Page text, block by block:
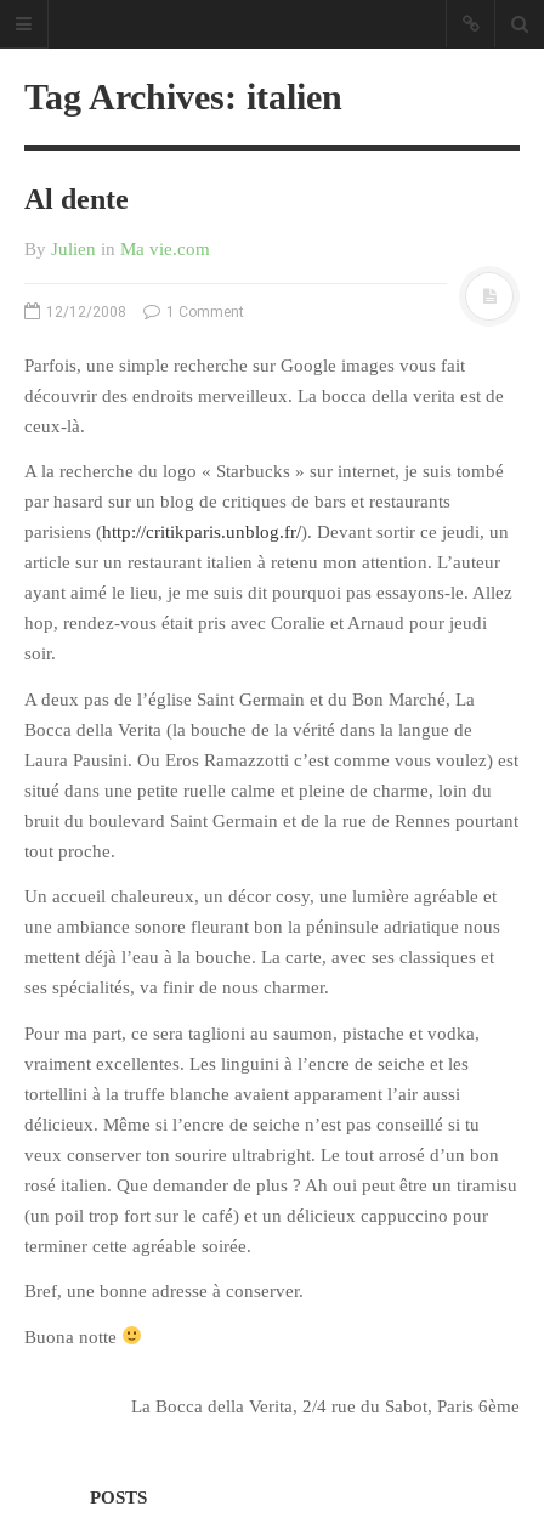
Ailleurs
Créa
Culture
Ma Vie.com
Miaaam!
Pendant Ce Temps À Véra Cruz
Q.E.M
BLOGROLL
Julien
février 2016
janvier 2016
octobre 2014
août 2014
janvier 2013
décembre 2012
septembre 2012
Tag Archives: italien
Al dente
By Julien in Ma vie.com
12/12/2008 1 Comment
Parfois, une simple recherche sur Google images vous fait
découvrir des endroits merveilleux. La bocca della verita est de
ceux-là.
A la recherche du logo « Starbucks » sur internet, je suis tombé
par hasard sur un blog de critiques de bars et restaurants
parisiens (http://critikparis.unblog.fr/). Devant sortir ce jeudi, un
article sur un restaurant italien à retenu mon attention. L’auteur
ayant aimé le lieu, je me suis dit pourquoi pas essayons-le. Allez
hop, rendez-vous était pris avec Coralie et Arnaud pour jeudi
soir.
A deux pas de l’église Saint Germain et du Bon Marché, La
Bocca della Verita (la bouche de la vérité dans la langue de
Laura Pausini. Ou Eros Ramazzotti c’est comme vous voulez) est
situé dans une petite ruelle calme et pleine de charme, loin du
bruit du boulevard Saint Germain et de la rue de Rennes pourtant
tout proche.
Un accueil chaleureux, un décor cosy, une lumière agréable et
une ambiance sonore fleurant bon la péninsule adriatique nous
mettent déjà l’eau à la bouche. La carte, avec ses classiques et
ses spécialités, va finir de nous charmer.
Pour ma part, ce sera taglioni au saumon, pistache et vodka,
vraiment excellentes. Les linguini à l’encre de seiche et les
tortellini à la truffe blanche avaient apparament l’air aussi
délicieux. Même si l’encre de seiche n’est pas conseillé si tu
veux conserver ton sourire ultrabright. Le tout arrosé d’un bon
rosé italien. Que demander de plus ? Ah oui peut être un tiramisu
(un poil trop fort sur le café) et un délicieux cappuccino pour
terminer cette agréable soirée.
Bref, une bonne adresse à conserver.
Buona notte
La Bocca della Verita, 2/4 rue du Sabot, Paris 6ème
POSTS